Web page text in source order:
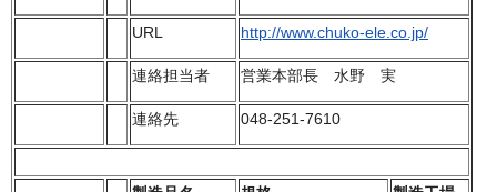
URL http://www.chuko-ele.co.jp/
連絡担当者 営業本部長 水野 実
連絡先 048-251-7610